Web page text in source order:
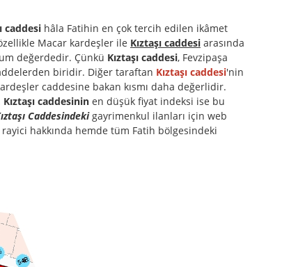
caddesi hâla Fatihin en çok tercih edilen ikâmet
Macar kardeşler ile Kıztaşı caddesi arasında
değerdedir. Çünkü Kıztaşı caddesi, Fevzipaşa
biridir. Diğer taraftan Kıztaşı caddesi'nin
caddesine bakan kısmı daha değerlidir.
Kıztaşı caddesinin en düşük fiyat indeksi ise bu
Caddesindekigayrimenkul ilanları için web
hakkında hemde tüm Fatih bölgesindeki